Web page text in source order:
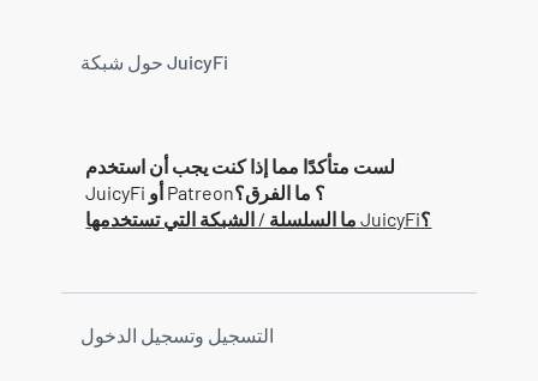
حول شبكة JuicyFi
لست متأكدًا مما إذا كنت يجب أن استخدم
JuicyFi أو Patreon؟ ما الفرق؟
ما السلسلة / الشبكة التي تستخدمها JuicyFi؟
التسجيل وتسجيل الدخول